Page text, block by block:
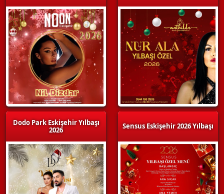
Dodo Park Eskişehir Yılbaşı
2026
Sensus Eskişehir 2026 Yılbaşı